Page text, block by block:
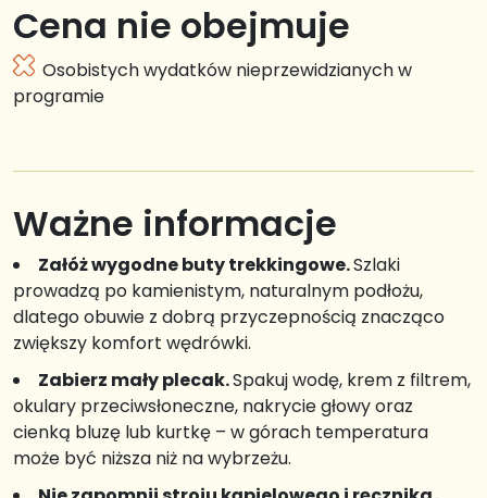
Cena nie obejmuje
Osobistych wydatków nieprzewidzianych w
programie
Ważne informacje
Załóż wygodne buty trekkingowe.Szlaki
prowadzą po kamienistym, naturalnym podłożu,
dlatego obuwie z dobrą przyczepnością znacząco
zwiększy komfort wędrówki.
Zabierz mały plecak.Spakuj wodę, krem z filtrem,
okulary przeciwsłoneczne, nakrycie głowy oraz
cienką bluzę lub kurtkę – w górach temperatura
może być niższa niż na wybrzeżu.